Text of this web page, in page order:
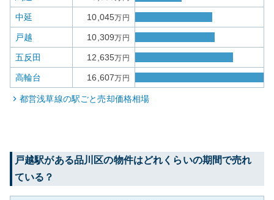
中延 10,045万円
戸越 10,309万円
五反田 12,635万円
高輪台 16,607万円
都営浅草線の駅ごと売却価格相場
戸越駅がある品川区の物件はどれくらいの期間で売れ
ている？